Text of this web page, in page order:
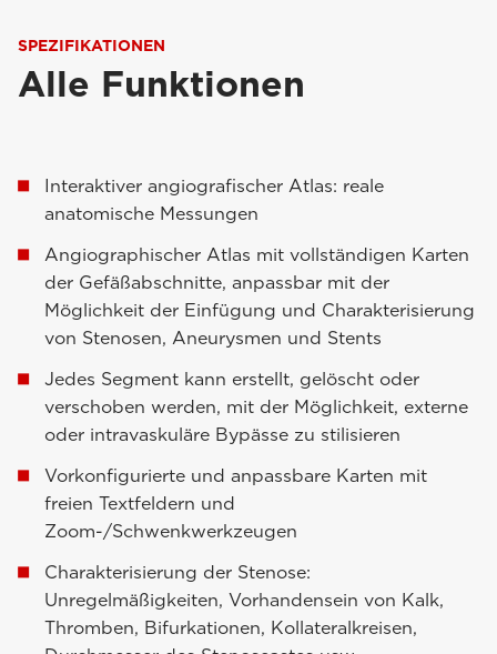
SPEZIFIKATIONEN
Alle Funktionen
Interaktiver angiografischer Atlas: reale
anatomische Messungen
Angiographischer Atlas mit vollständigen Karten
der Gefäßabschnitte, anpassbar mit der
Möglichkeit der Einfügung und Charakterisierung
von Stenosen, Aneurysmen und Stents
Jedes Segment kann erstellt, gelöscht oder
verschoben werden, mit der Möglichkeit, externe
oder intravaskuläre Bypässe zu stilisieren
Vorkonfigurierte und anpassbare Karten mit
freien Textfeldern und
Zoom-/Schwenkwerkzeugen
Charakterisierung der Stenose:
Unregelmäßigkeiten, Vorhandensein von Kalk,
Thromben, Bifurkationen, Kollateralkreisen,